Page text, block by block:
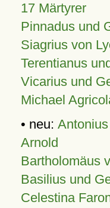
17 Märtyrer
Pinnadus und
Siagrius von
Terentianus
Vicarius und
Michael
• neu: Antonius
Arnold
Bartholomäus
Basilius und
Celestina